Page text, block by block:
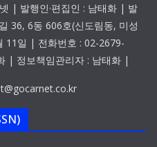
| 발행인·편집인 : 남태화 | 발
36, 6동 606호(신도림동, 미성
11일 | 전화번호 : 02-2679-
| 정보책임관리자 : 남태화 |